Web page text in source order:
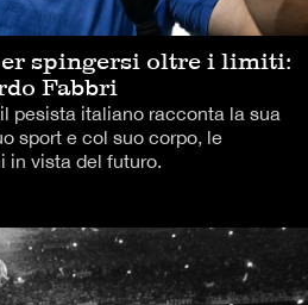
spingersi oltre i limiti:
Fabbri
pesista italiano racconta la sua
sport e col suo corpo, le
in vista del futuro.